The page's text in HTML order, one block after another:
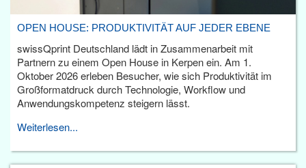
OPEN HOUSE: PRODUKTIVITÄT AUF JEDER EBENE
swissQprint Deutschland lädt in Zusammenarbeit mit
Partnern zu einem Open House in Kerpen ein. Am 1.
Oktober 2026 erleben Besucher, wie sich Produktivität im
Großformatdruck durch Technologie, Workflow und
Anwendungskompetenz steigern lässt.
Weiterlesen...